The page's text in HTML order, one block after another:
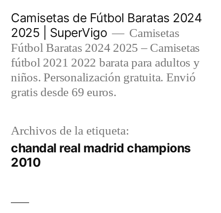
contenido
Camisetas de Fútbol Baratas 2024
2025 | SuperVigo
Camisetas
Fútbol Baratas 2024 2025 – Camisetas
fútbol 2021 2022 barata para adultos y
niños. Personalización gratuita. Envió
gratis desde 69 euros.
Archivos de la etiqueta:
chandal real madrid champions
2010